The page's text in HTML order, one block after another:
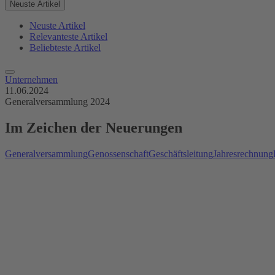
Neuste Artikel
Neuste Artikel
Relevanteste Artikel
Beliebteste Artikel
Unternehmen
11.06.2024
Generalversammlung 2024
Im Zeichen der Neuerungen
GeneralversammlungGenossenschaftGeschäftsleitungJahresrechnung